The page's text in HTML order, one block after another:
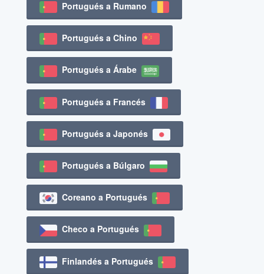
Portugués a Rumano
Portugués a Chino
Portugués a Árabe
Portugués a Francés
Portugués a Japonés
Portugués a Búlgaro
Coreano a Portugués
Checo a Portugués
Finlandés a Portugués